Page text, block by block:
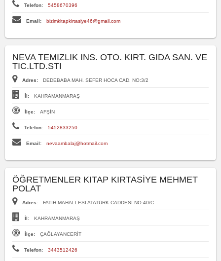
Telefon: 5458670396
Email: bizimkitapkirtasiye46@gmail.com
NEVA TEMIZLIK INS. OTO. KIRT. GIDA SAN. VE
TIC.LTD.STI
Adres: DEDEBABA MAH. SEFER HOCA CAD. NO:3/2
İl: KAHRAMANMARAŞ
İlçe: AFŞİN
Telefon: 5452833250
Email: nevaambalaj@hotmail.com
ÖĞRETMENLER KITAP KIRTASİYE MEHMET
POLAT
Adres: FATIH MAHALLESI ATATÜRK CADDESI NO:40/C
İl: KAHRAMANMARAŞ
İlçe: ÇAĞLAYANCERİT
Telefon: 3443512426